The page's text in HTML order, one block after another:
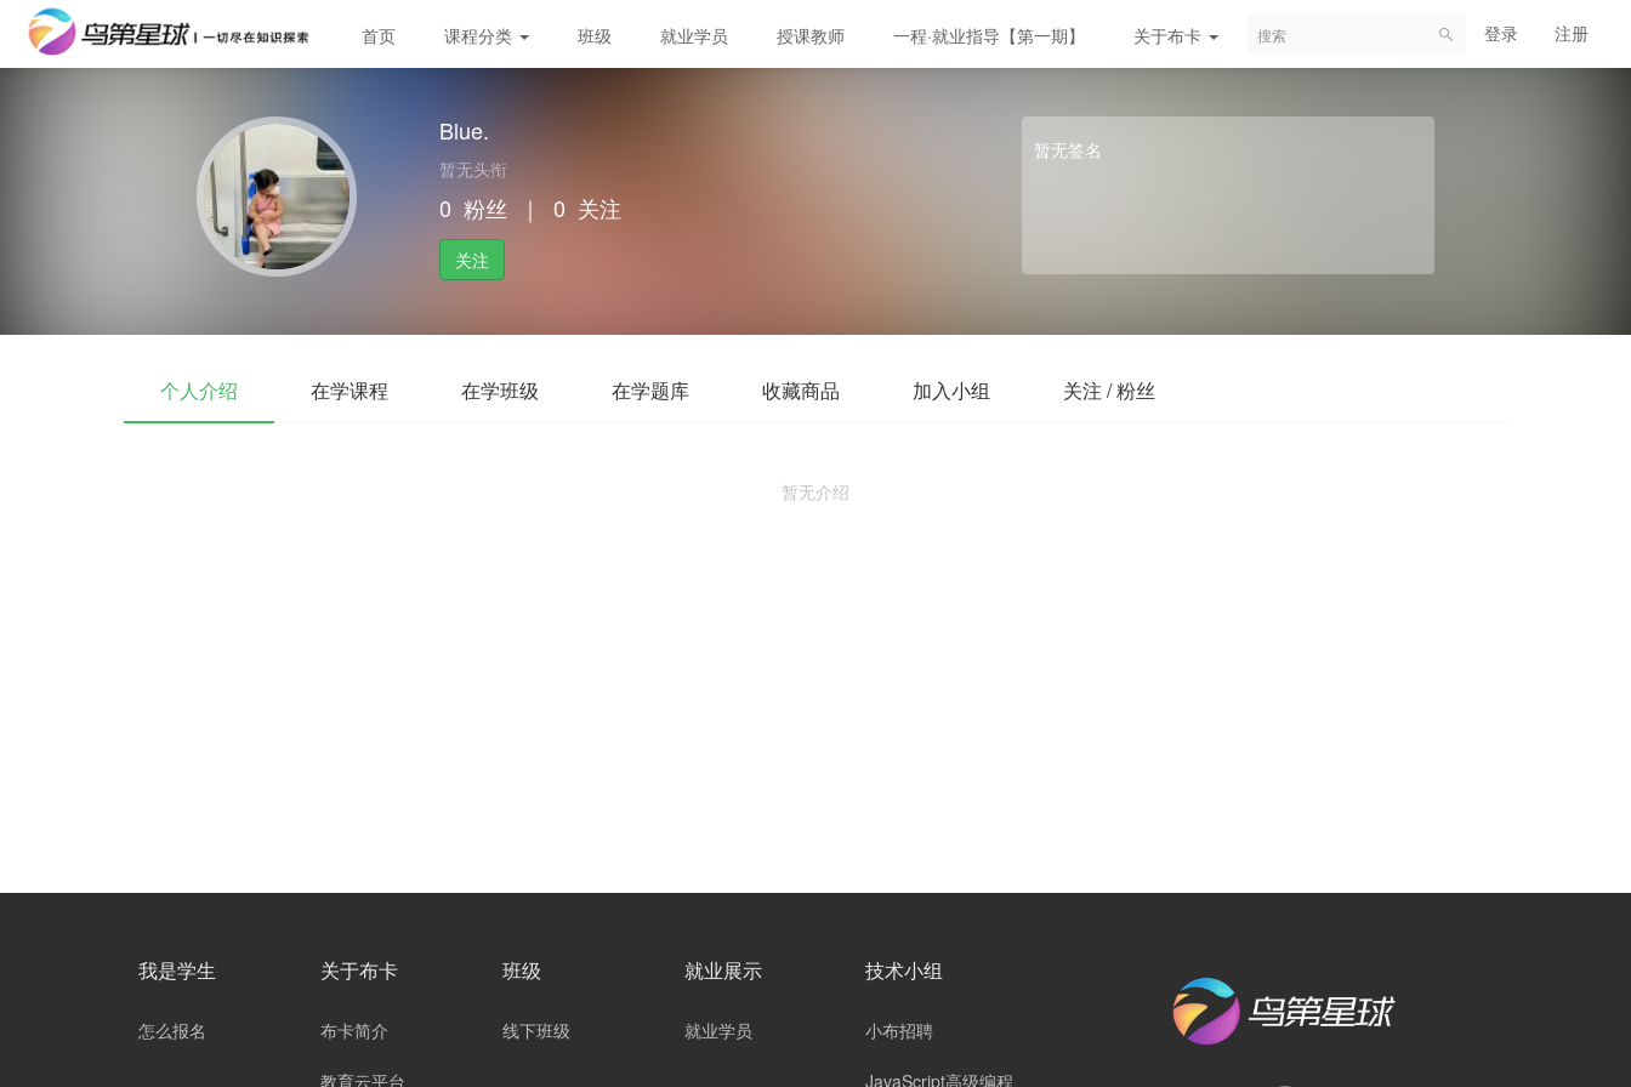
首页 课程分类 班级 就业学员 授课教师 一程·就业指导【第一期】 关于布卡 登录 注册
Blue.
暂无头衔
0 粉丝 ｜ 0 关注
关注
暂无签名
个人介绍 在学课程 在学班级 在学题库 收藏商品 加入小组 关注 / 粉丝
暂无介绍
我是学生
怎么报名
关于布卡
布卡简介
教育云平台
班级
线下班级
就业展示
就业学员
技术小组
小布招聘
JavaScript高级编程